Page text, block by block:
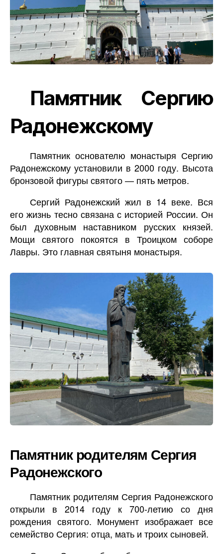
Памятник Сергию
Радонежскому
Памятник основателю монастыря Сергию
Радонежскому установили в 2000 году. Высота
бронзовой фигуры святого — пять метров.
Сергий Радонежский жил в 14 веке. Вся
его жизнь тесно связана с историей России. Он
был духовным наставником русских князей.
Мощи святого покоятся в Троицком соборе
Лавры. Это главная святыня монастыря.
Памятник родителям Сергия
Радонежского
Памятник родителям Сергия Радонежского
открыли в 2014 году к 700-летию со дня
рождения святого. Монумент изображает все
семейство Сергия: отца, мать и троих сыновей.